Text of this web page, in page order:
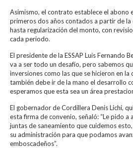
Asimismo, el contrato establece el abono
primeros dos años contados a partir de la
hasta regularización del monto, con
cada periodo.
El presidente de la ESSAP Luis Fernando
va a ser todo un desafío, pero sabemos
inversiones como las que se hicieron en la
también debe ir de la mano el desarrollo
esperamos que esta sea un área
El gobernador de Cordillera Denis Lichi,
esta firma de convenio, señaló: “Le pido a
juntas de saneamiento que cuidemos
su administración para que podamos
emboscadeños”.